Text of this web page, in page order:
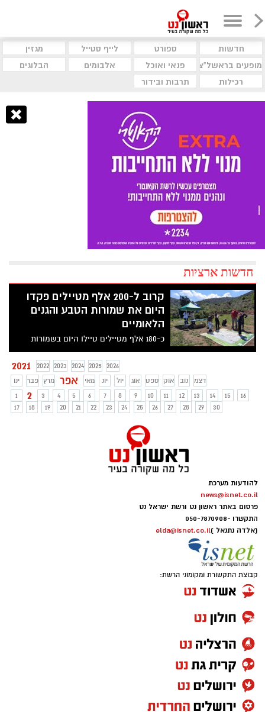
חדשות ספורט לייף סטייל
מגזין
מופעים בראשל"צ
פנאי ואוכל אלבומים
הבלוגים
רכילות
תרבות ובידור
חדשות ארציות
קרוב ל-200 אלף מטיילים פקדו
היום את שמורות הטבע והגנים
הלאומיים
כ-180 אלף מטיילים טיילו היום בשמורות
הטבע והגנים הלאומיים ברחבי הארץ. ברשות
הטבע והגנים מצפים לגל משמעותי נוסף של
מטיילים גם במהלך סוף השבוע
2021 2022 2023 2024 2025
2026
ינו
פבר מרץ אפר מאי יונ יול אוג ספט אוק נוב
דצמ
1
2 3 4 5 6 7 8 9 10 11 12 13 14 15
16
17
18 19 20 21 22 23 24 25 26 27 28 29 30
להודעות מערכת
news@isnet.co.il
פרסום באתר ראשון נט ורשת ישראל נט
התקשרו -050-7870908
(אלדה נתנאל )elda@isnet.co.il
קבוצת התקשורת ומקומוני הרשת: